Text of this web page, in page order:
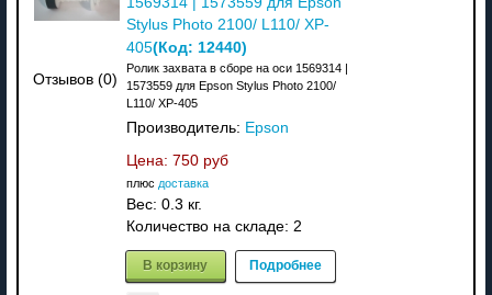
Отзывов (0)
Stylus Photo 2100/ L110/ XP-
405(Код: 12440)
Ролик захвата в сборе на оси 1569314 |
1573559 для Epson Stylus Photo 2100/
L110/ XP-405
Производитель: Epson
Цена: 750 руб
плюс доставка
Вес: 0.3 кг.
Количество на складе: 2
В корзину Подробнее